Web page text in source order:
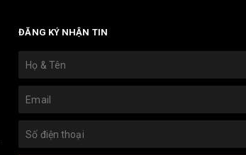
ĐĂNG KÝ NHẬN TIN